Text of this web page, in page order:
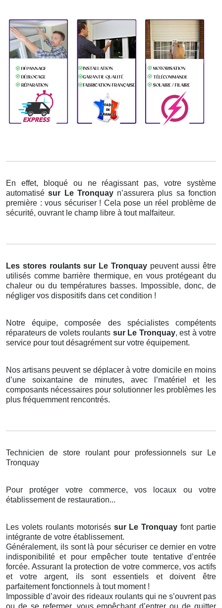
En effet, bloqué ou ne réagissant pas, votre système
automatisésur Le Tronquay n’assurera plus sa fonction
première : vous sécuriser ! Cela pose un réel problème de
sécurité, ouvrant le champ libre à tout malfaiteur.
Les stores roulants sur Le Tronquay peuvent aussi être
utilisés comme barrière thermique, en vous protégeant du
chaleur ou du températures basses. Impossible, donc, de
négliger vos dispositifs dans cet condition !
Notre équipe, composée des spécialistes compétents
réparateurs de volets roulants sur Le Tronquay, est à votre
service pour tout désagrément sur votre équipement.
Nos artisans peuvent se déplacer à votre domicile en moins
d’une soixantaine de minutes, avec l’matériel et les
composants nécessaires pour solutionner les problèmes les
plus fréquemment rencontrés.
Technicien de store roulant pour professionnels sur Le
Tronquay
Pour protéger votre commerce, vos locaux ou votre
établissement de restauration...
Les volets roulants motorisés sur Le Tronquayfont partie
intégrante de votre établissement.
Généralement, ils sont là pour sécuriser ce dernier en votre
indisponibilité et pour empêcher toute tentative d’entrée
forcée. Assurant la protection de votre commerce, vos actifs
et votre argent, ils sont essentiels et doivent être
parfaitement fonctionnels à tout moment !
Impossible d’avoir des rideaux roulants qui ne s’ouvrent pas